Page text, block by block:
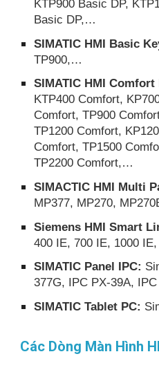
KTP900 Basic DP,
Basic DP,…
SIMATIC HMI Basic
TP900,…
SIMATIC HMI Comfort
KTP400 Comfort,
Comfort, TP900
TP1200 Comfort,
Comfort, TP1500
TP2200 Comfort,…
SIMACTIC HMI Multi
MP377, MP270,
Siemens HMI Smart
400 IE, 700 IE, 1000
SIMATIC Panel IPC:
377G, IPC PX-39A,
SIMATIC Tablet PC:
Các Dòng Màn Hình